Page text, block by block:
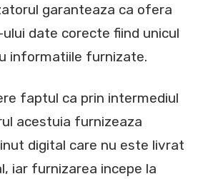
garanteaza ca ofera
date corecte fiind unicul
informatiile furnizate.
faptul ca prin intermediul
acestuia furnizeaza
digital care nu este livrat
iar furnizarea incepe la